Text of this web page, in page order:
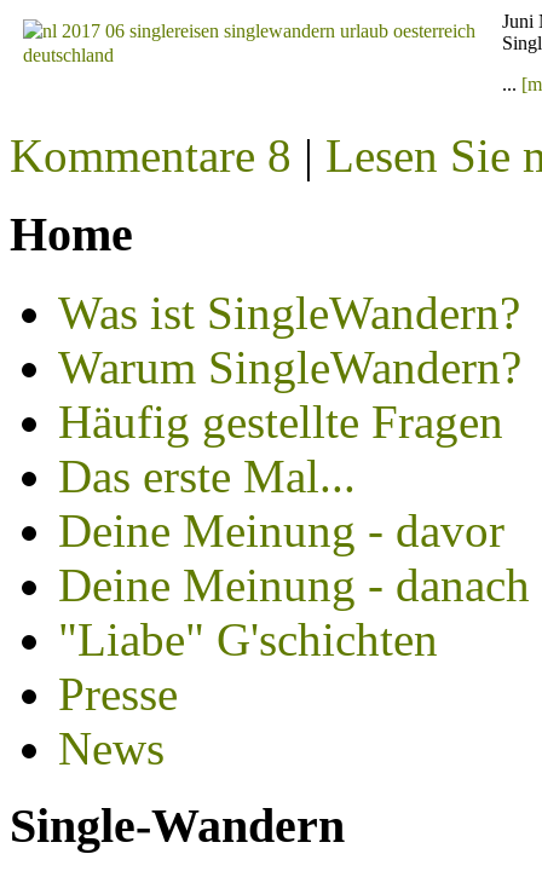
Juni
...
Kommentare 8 | Lesen Sie
Home
Was ist SingleWandern?
Warum SingleWandern?
Häufig gestellte Fragen
Das erste Mal...
Deine Meinung - davor
Deine Meinung - danach
"Liabe" G'schichten
Presse
News
Single-Wandern